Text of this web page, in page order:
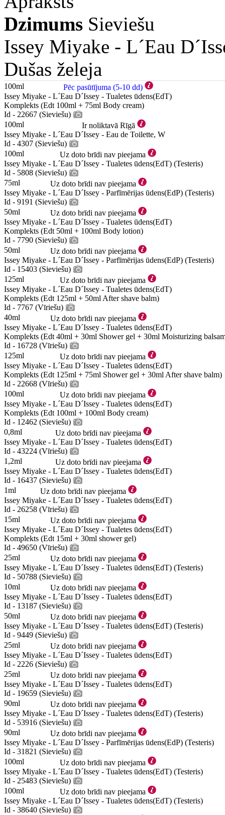
Dzimums Sieviešu
Issey Miyake - L´Eau
Dušas želeja
100ml
Pēc pasūtījuma (5-10 dd)
Issey Miyake - L´Eau D´Issey - Tualetes ūdens(EdT)
Komplekts (Edt 100ml + 75ml Body cream)
Id - 22667 (Sieviešu)
100ml
Ir noliktavā Rīgā
Issey Miyake - L´Eau D´Issey - Eau de Toilette, W
Id - 4307 (Sieviešu)
100ml
Uz doto brīdi nav pieejama
Issey Miyake - L´Eau D´Issey - Tualetes ūdens(EdT) (Testeris)
Id - 5808 (Sieviešu)
75ml
Uz doto brīdi nav pieejama
Issey Miyake - L´Eau D´Issey - Parfīmērijas ūdens(EdP) (Testeris)
Id - 9191 (Sieviešu)
50ml
Uz doto brīdi nav pieejama
Issey Miyake - L´Eau D´Issey - Tualetes ūdens(EdT)
Komplekts (Edt 50ml + 100ml Body lotion)
Id - 7790 (Sieviešu)
50ml
Uz doto brīdi nav pieejama
Issey Miyake - L´Eau D´Issey - Parfīmērijas ūdens(EdP) (Testeris)
Id - 15403 (Sieviešu)
125ml
Uz doto brīdi nav pieejama
Issey Miyake - L´Eau D´Issey - Tualetes ūdens(EdT)
Komplekts (Edt 125ml + 50ml After shave balm)
Id - 7767 (Vīriešu)
40ml
Uz doto brīdi nav pieejama
Issey Miyake - L´Eau D´Issey - Tualetes ūdens(EdT)
Komplekts (Edt 40ml + 30ml Shower gel + 30ml Moisturizing
Id - 16728 (Vīriešu)
125ml
Uz doto brīdi nav pieejama
Issey Miyake - L´Eau D´Issey - Tualetes ūdens(EdT)
Komplekts (Edt 125ml + 75ml Shower gel + 30ml After shave balm)
Id - 22668 (Vīriešu)
100ml
Uz doto brīdi nav pieejama
Issey Miyake - L´Eau D´Issey - Tualetes ūdens(EdT)
Komplekts (Edt 100ml + 100ml Body cream)
Id - 12462 (Sieviešu)
0,8ml
Uz doto brīdi nav pieejama
Issey Miyake - L´Eau D´Issey - Tualetes ūdens(EdT)
Id - 43224 (Vīriešu)
1,2ml
Uz doto brīdi nav pieejama
Issey Miyake - L´Eau D´Issey - Tualetes ūdens(EdT)
Id - 16437 (Sieviešu)
1ml
Uz doto brīdi nav pieejama
Issey Miyake - L´Eau D´Issey - Tualetes ūdens(EdT)
Id - 26258 (Vīriešu)
15ml
Uz doto brīdi nav pieejama
Issey Miyake - L´Eau D´Issey - Tualetes ūdens(EdT)
Komplekts (Edt 15ml + 30ml shower gel)
Id - 49650 (Vīriešu)
25ml
Uz doto brīdi nav pieejama
Issey Miyake - L´Eau D´Issey - Tualetes ūdens(EdT) (Testeris)
Id - 50788 (Sieviešu)
10ml
Uz doto brīdi nav pieejama
Issey Miyake - L´Eau D´Issey - Tualetes ūdens(EdT)
Id - 13187 (Sieviešu)
50ml
Uz doto brīdi nav pieejama
Issey Miyake - L´Eau D´Issey - Tualetes ūdens(EdT) (Testeris)
Id - 9449 (Sieviešu)
25ml
Uz doto brīdi nav pieejama
Issey Miyake - L´Eau D´Issey - Tualetes ūdens(EdT)
Id - 2226 (Sieviešu)
25ml
Uz doto brīdi nav pieejama
Issey Miyake - L´Eau D´Issey - Tualetes ūdens(EdT)
Id - 19659 (Sieviešu)
90ml
Uz doto brīdi nav pieejama
Issey Miyake - L´Eau D´Issey - Tualetes ūdens(EdT) (Testeris)
Id - 53916 (Sieviešu)
90ml
Uz doto brīdi nav pieejama
Issey Miyake - L´Eau D´Issey - Parfīmērijas ūdens(EdP) (Testeris)
Id - 31821 (Sieviešu)
100ml
Uz doto brīdi nav pieejama
Issey Miyake - L´Eau D´Issey - Tualetes ūdens(EdT) (Testeris)
Id - 25483 (Sieviešu)
100ml
Uz doto brīdi nav pieejama
Issey Miyake - L´Eau D´Issey - Tualetes ūdens(EdT) (Testeris)
Id - 38640 (Sieviešu)